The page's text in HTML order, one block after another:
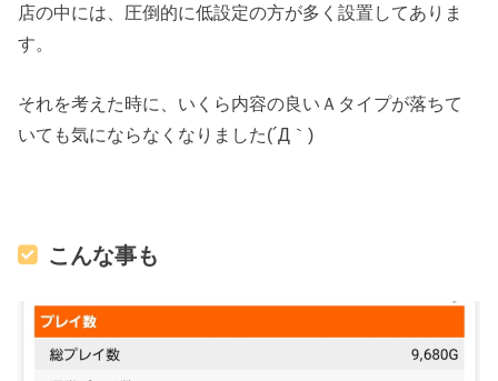
店の中には、圧倒的に低設定の方が多く設置してありま
す。
それを考えた時に、いくら内容の良いＡタイプが落ちて
いても気にならなくなりました(´Д｀)
こんな事も